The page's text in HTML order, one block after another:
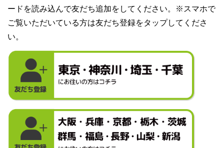
ードを読み込んで友だち追加をしてください。※スマホで
ご覧いただいている方は友だち登録をタップしてくださ
い。